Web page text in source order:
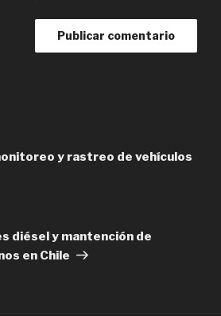
y rastreo de vehículos
diésel y mantención de
en Chile